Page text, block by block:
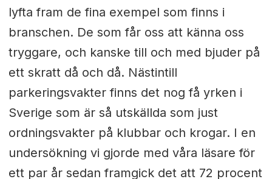
lyfta fram de fina exempel som finns i
branschen. De som får oss att känna oss
tryggare, och kanske till och med bjuder på
ett skratt då och då. Nästintill
parkeringsvakter finns det nog få yrken i
Sverige som är så utskällda som just
ordningsvakter på klubbar och krogar. I en
undersökning vi gjorde med våra läsare för
ett par år sedan framgick det att 72 procent